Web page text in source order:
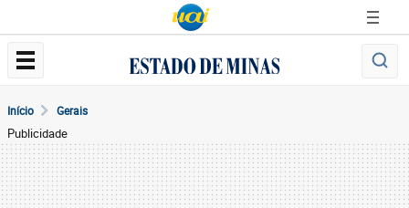
Início Gerais
Publicidade